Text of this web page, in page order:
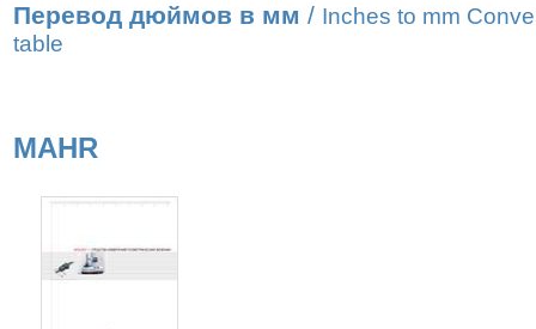
Перевод дюймов в мм / Inches to mm
table
MAHR